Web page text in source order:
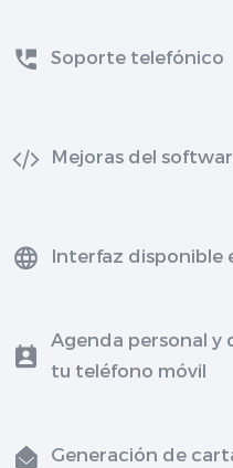
Soporte telefónico
Mejoras del
Interfaz disponible
Agenda personal y
tu teléfono móvil
Generación de